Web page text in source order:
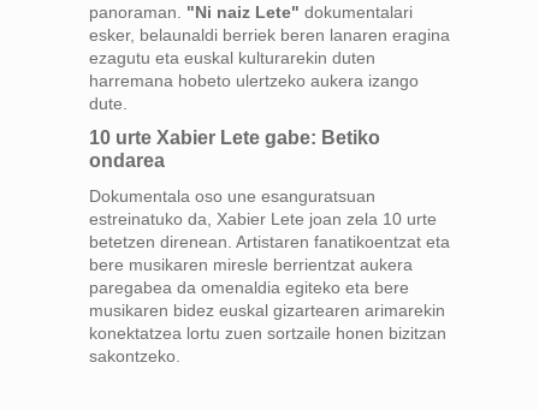
panoraman. "Ni naiz Lete" dokumentalari
esker, belaunaldi berriek beren lanaren eragina
ezagutu eta euskal kulturarekin duten
harremana hobeto ulertzeko aukera izango
dute.
10 urte Xabier Lete gabe: Betiko
ondarea
Dokumentala oso une esanguratsuan
estreinatuko da, Xabier Lete joan zela 10 urte
betetzen direnean. Artistaren fanatikoentzat eta
bere musikaren miresle berrientzat aukera
paregabea da omenaldia egiteko eta bere
musikaren bidez euskal gizartearen arimarekin
konektatzea lortu zuen sortzaile honen bizitzan
sakontzeko.